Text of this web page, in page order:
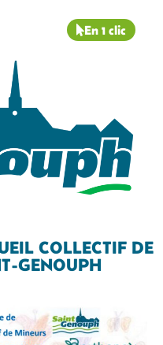
En 1 clic
COLLECTIF DE
GENOUPH